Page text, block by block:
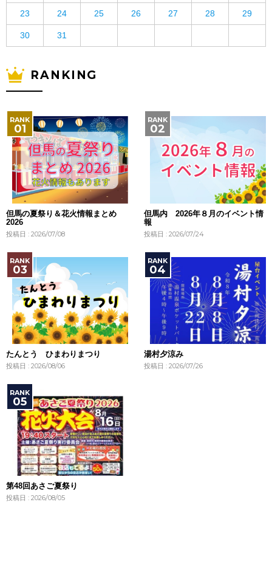
23 24 25 26 27 28 29
30 31
RANKING
但馬の夏祭り＆花火情報まとめ
2026
投稿日 : 2026/07/08
但馬内 2026年８月のイベント情
報
投稿日 : 2026/07/24
たんとう ひまわりまつり
投稿日 : 2026/08/06
湯村夕涼み
投稿日 : 2026/07/26
第48回あさご夏祭り
投稿日 : 2026/08/05